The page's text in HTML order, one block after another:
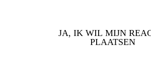
JA, IK WIL MIJN
PLAATSEN